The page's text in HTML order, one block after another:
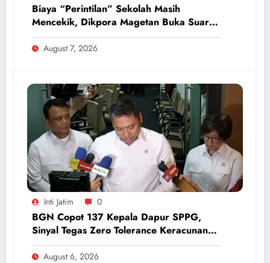
Biaya “Perintilan” Sekolah Masih
Mencekik, Dikpora Magetan Buka Suara
Soal Polemik Seragam dan Modul
August 7, 2026
Inti Jatim 0
BGN Copot 137 Kepala Dapur SPPG,
Sinyal Tegas Zero Tolerance Keracunan
Makanan dan Korupsi
August 6, 2026